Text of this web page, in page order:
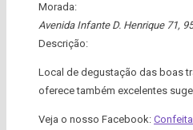
Morada:
Avenida Infante D. Henrique 71,
Descrição:
Local de degustação das boas
oferece também excelentes
Veja o nosso Facebook: